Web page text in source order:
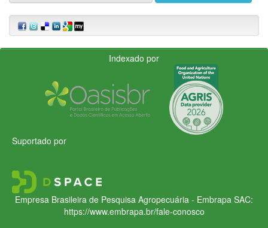
Indexado por
Suportado por
Empresa Brasileira de Pesquisa Agropecuária - Embrapa SAC:
https://www.embrapa.br/fale-conosco